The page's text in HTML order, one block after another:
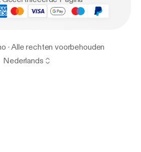
· Alle rechten voorbehouden
Nederlands